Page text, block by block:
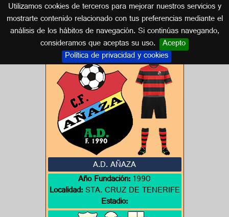
Utilizamos cookies de terceros para mejorar nuestros servicios y
mostrarte contenido relacionado con tus preferencias mediante el
análisis de los hábitos de navegación. Si continúas navegando,
consideramos que aceptas su uso. Acepto
Política de privacidad y cookies
Escudos de ISLAS CANARIAS
ISLAS CANARIAS
A.D. AÑAZA
Año Fundación:1990
Localidad:STA. CRUZ DE TENERIFE
Estadio: